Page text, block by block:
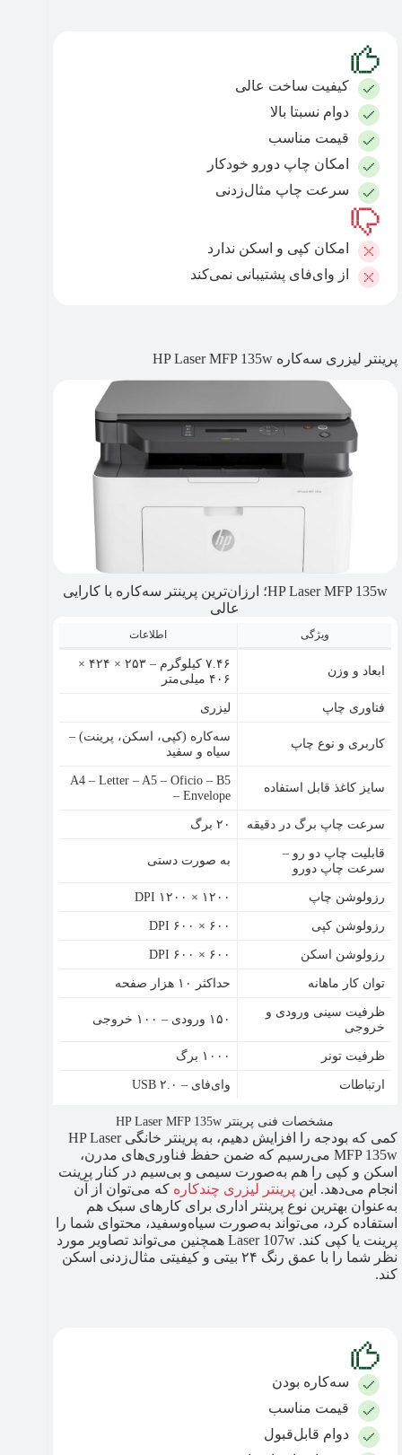
کیفیت ساخت عالی
دوام نسبتا بالا
قیمت مناسب
امکان چاپ دورو خودکار
سرعت چاپ مثال‌زدنی
امکان کپی و اسکن ندارد
از وای‌فای پشتیبانی نمی‌کند
پرینتر لیزری سه‌کاره HP Laser MFP 135w
HP Laser MFP 135w؛ ارزان‌ترین پرینتر سه‌کاره با کارایی
عالی
ویژگی اطلاعات
ابعاد و وزن
۷.۴۶ کیلوگرم – ۲۵۳ × ۴۲۴ ×
۴۰۶ میلی‌متر
فناوری چاپ
لیزری
کاربری و نوع چاپ
سه‌کاره (کپی، اسکن، پرینت) –
سیاه و سفید
سایز کاغذ قابل استفاده
A4 – Letter – A5 – Oficio – B5
– Envelope
سرعت چاپ برگ در دقیقه
۲۰ برگ
قابلیت چاپ دو رو –
سرعت چاپ دورو
به صورت دستی
رزولوشن چاپ
۱۲۰۰ × ۱۲۰۰ DPI
رزولوشن کپی
DPI ۶۰۰ × ۶۰۰
رزولوشن اسکن
۶۰۰ × ۶۰۰ DPI
توان کار ماهانه
حداکثر ۱۰ هزار صفحه
ظرفیت سینی ورودی و
خروجی
۱۵۰ ورودی – ۱۰۰ خروجی
ظرفیت تونر
۱۰۰۰ برگ
ارتباطات
وای‌فای – USB ۲.۰
مشخصات فنی پرینتر HP Laser MFP 135w
کمی که بودجه را افزایش دهیم، به پرینتر خانگی HP Laser
MFP 135w می‌رسیم که ضمن حفظ فناوری‌های مدرن،
اسکن و کپی را هم به‌صورت سیمی و بی‌سیم در کنار پرینت
انجام می‌دهد. این پرینتر لیزری چندکاره که می‌توان از آن
به‌عنوان بهترین نوع پرینتر اداری برای کارهای سبک هم
استفاده کرد، می‌تواند به‌صورت سیاه‌و‌سفید، محتوای شما را
پرینت یا کپی کند. Laser 107w همچنین می‌تواند تصاویر مورد
نظر شما را با عمق رنگ ۲۴ بیتی و کیفیتی مثال‌زدنی اسکن
کند.
سه‌کاره بودن
قیمت مناسب
دوام قابل‌قبول